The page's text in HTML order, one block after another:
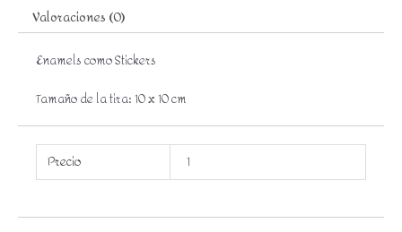
Valoraciones (0)
Enamels como Stickers
Tamaño de la tira: 10 x 10 cm
Precio 1